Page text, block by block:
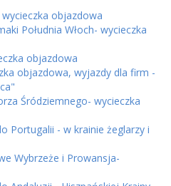
objazdowa
Południa Włoch- wycieczka
objazdowa
objazdowa, wyjazdy dla firm -
Śródziemnego- wycieczka
Portugalii - w krainie żeglarzy i
Wybrzeże i Prowansja-